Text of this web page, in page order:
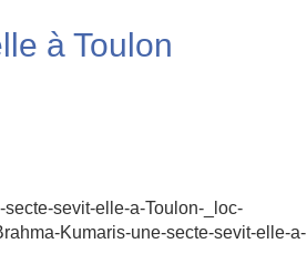
à Toulon
sevit-elle-a-Toulon-_loc-
Kumaris-une-secte-sevit-elle-a-